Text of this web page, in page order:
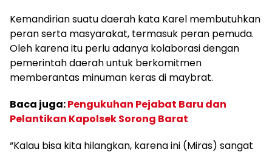
Kemandirian suatu daerah kata Karel membutuhkan
peran serta masyarakat, termasuk peran pemuda.
Oleh karena itu perlu adanya kolaborasi dengan
pemerintah daerah untuk berkomitmen
memberantas minuman keras di maybrat.
Baca juga:Pengukuhan Pejabat Baru dan
Pelantikan Kapolsek Sorong Barat
“Kalau bisa kita hilangkan, karena ini (Miras) sangat